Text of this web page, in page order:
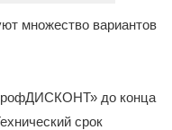
множество вариантов
до конца
срок